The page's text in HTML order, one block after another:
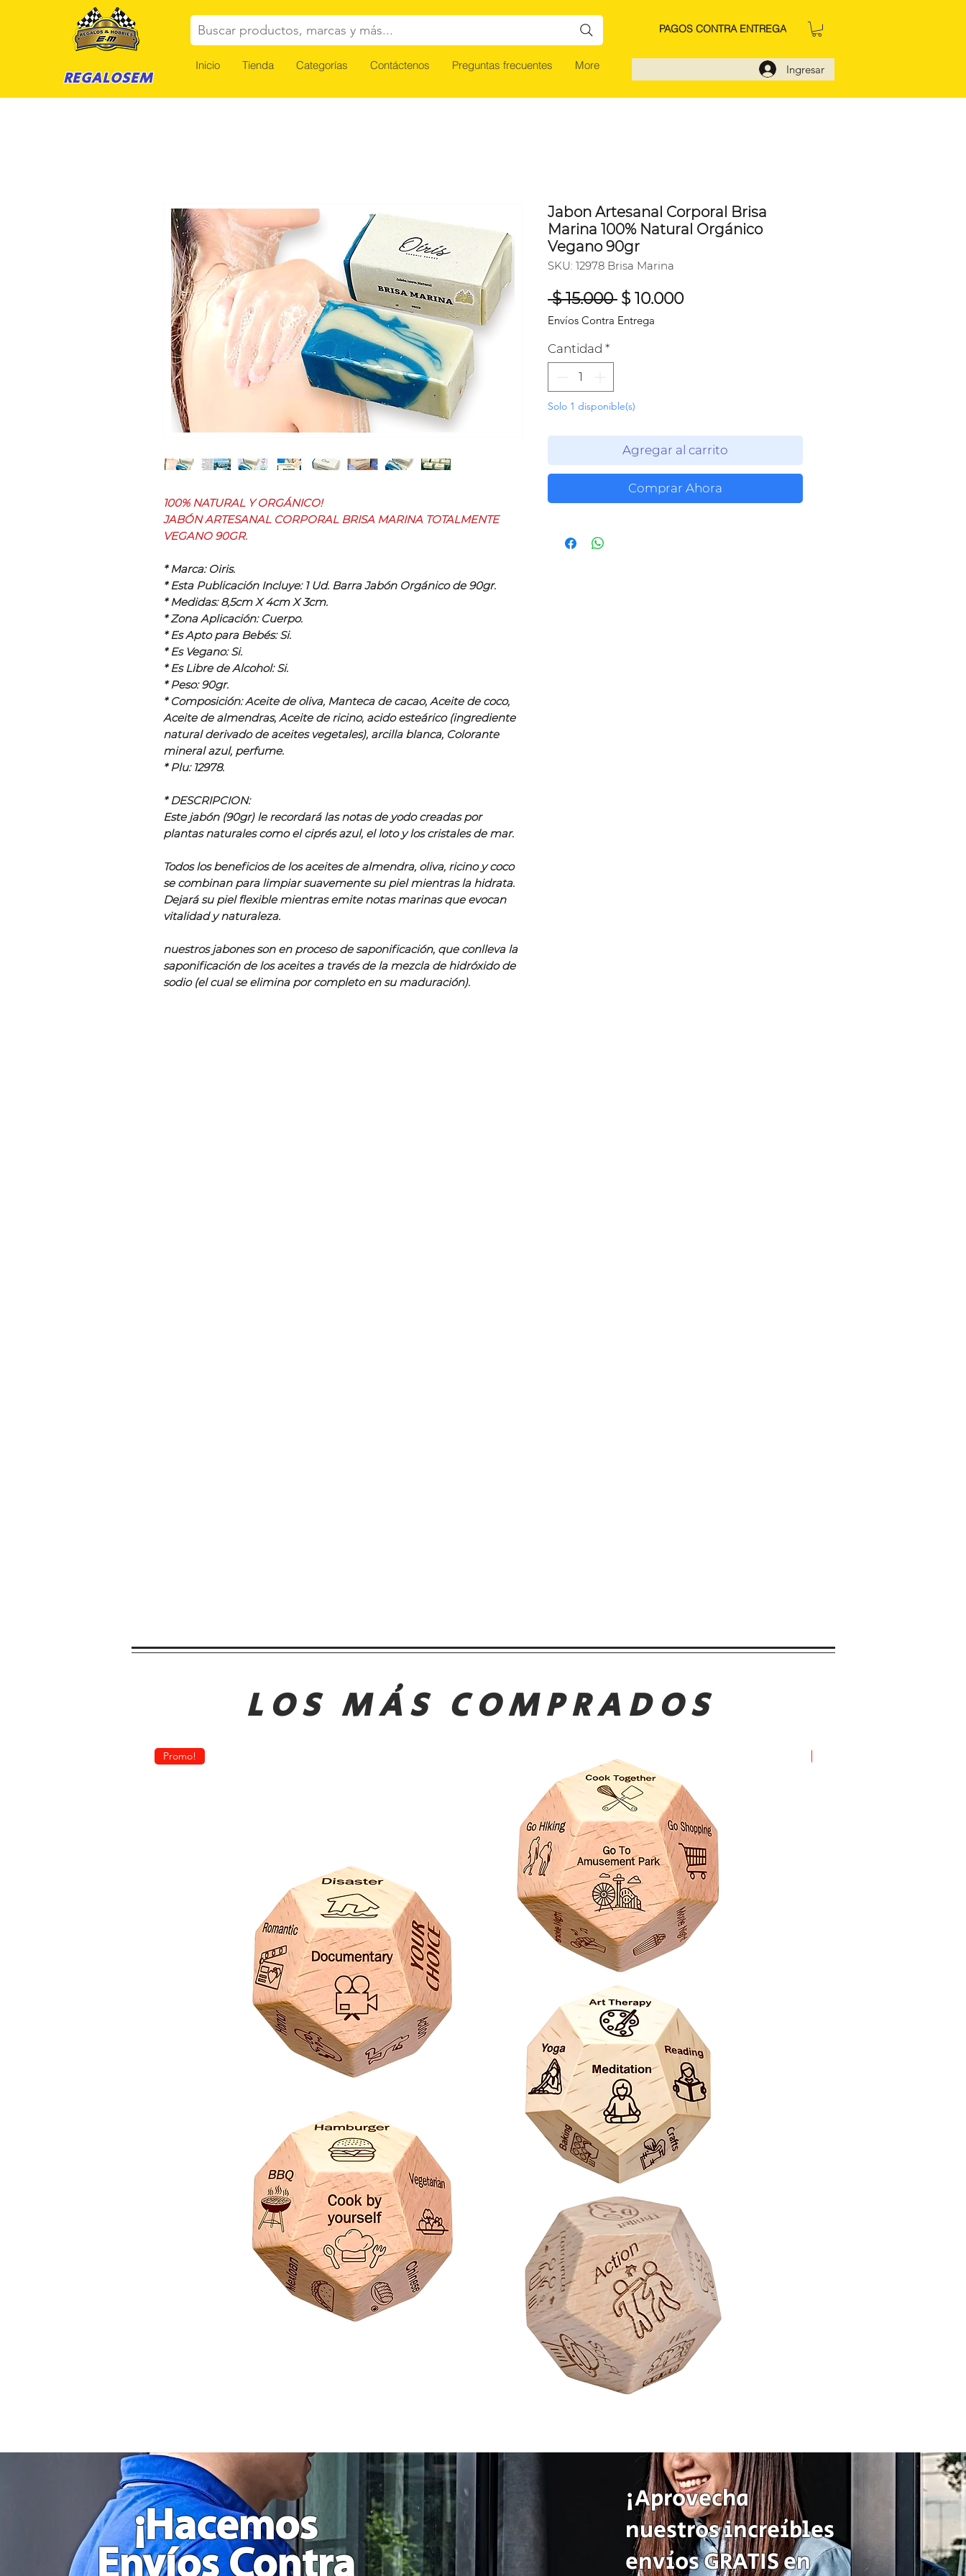
Inicio Tienda Categorías Contáctenos Preguntas frecuentes More
REGALOSEM
Buscar productos, marcas y más... PAGOS CONTRA ENTREGA
Ingresar
100% NATURAL Y ORGÁNICO!
JABÓN ARTESANAL CORPORAL BRISA MARINA TOTALMENTE
VEGANO 90GR.
* Marca: Oiris.
* Esta Publicación Incluye: 1 Ud. Barra Jabón Orgánico de 90gr.
* Medidas: 8,5cm X 4cm X 3cm.
* Zona Aplicación: Cuerpo.
* Es Apto para Bebés: Si.
* Es Vegano: Si.
* Es Libre de Alcohol: Si.
* Peso: 90gr.
* Composición: Aceite de oliva, Manteca de cacao, Aceite de coco,
Aceite de almendras, Aceite de ricino, acido esteárico (ingrediente
natural derivado de aceites vegetales), arcilla blanca, Colorante
mineral azul, perfume.
* Plu: 12978.
* DESCRIPCION:
Este jabón (90gr) le recordará las notas de yodo creadas por
plantas naturales como el ciprés azul, el loto y los cristales de mar.
Todos los beneficios de los aceites de almendra, oliva, ricino y coco
se combinan para limpiar suavemente su piel mientras la hidrata.
Dejará su piel flexible mientras emite notas marinas que evocan
vitalidad y naturaleza.
nuestros jabones son en proceso de saponificación, que conlleva la
saponificación de los aceites a través de la mezcla de hidróxido de
sodio (el cual se elimina por completo en su maduración).
Jabon Artesanal Corporal Brisa
Marina 100% Natural Orgánico
Vegano 90gr
SKU: 12978 Brisa Marina
$ 15.000 Precio
$ 10.000Precio
Envíos Contra Entrega
Cantidad *
Solo 1 disponible(s)
Agregar al carrito
Comprar Ahora
LOS MÁS COMPRADOS
Promo!
Actividades
y
Películas
Grande
en
Madera
¡Hacemos
Envíos Contra
¡Aprovecha
nuestros increíbles
envíos GRATIS en